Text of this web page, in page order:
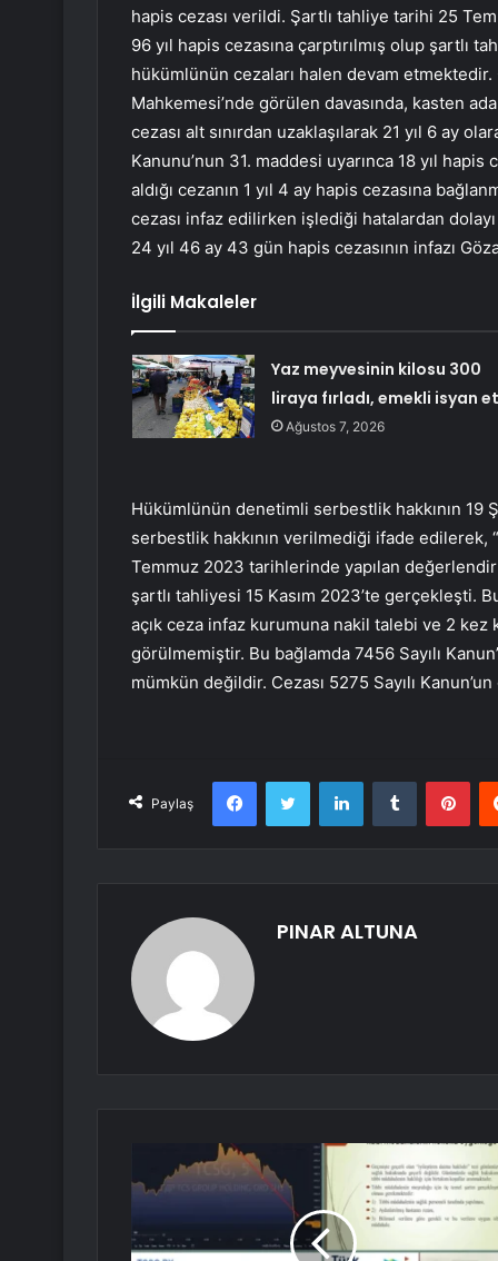
hapis cezası verildi. Şartlı tahliye tarihi 25
96 yıl hapis cezasına çarptırılmış olup şartlı
hükümlünün cezaları halen devam etmektedir.
Mahkemesi’nde görülen davasında, kasten
cezası alt sınırdan uzaklaşılarak 21 yıl 6 ay
Kanunu’nun 31. maddesi uyarınca 18 yıl
aldığı cezanın 1 yıl 4 ay hapis cezasına
cezası infaz edilirken işlediği hatalardan
24 yıl 46 ay 43 gün hapis cezasının infazı
İlgili Makaleler
Yaz meyvesinin kilosu 300
liraya fırladı, emekli isyan
Ağustos 7, 2026
Hükümlünün denetimli serbestlik hakkının
serbestlik hakkının verilmediği ifade edilerek,
Temmuz 2023 tarihlerinde yapılan
şartlı tahliyesi 15 Kasım 2023’te gerçekleşti.
açık ceza infaz kurumuna nakil talebi ve 2
görülmemiştir. Bu bağlamda 7456 Sayılı
mümkün değildir. Cezası 5275 Sayılı
Paylaş
FacebookTwitter LinkedInTumblr
PINAR ALTUNA